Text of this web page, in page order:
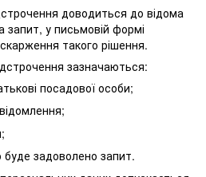
доводиться до відома
запит, у письмовій формі
такого рішення.
зазначаються:
посадової особи;
буде задоволено запит.